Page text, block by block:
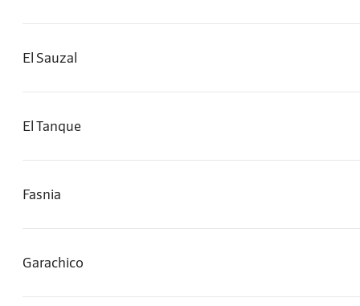
El Sauzal
El Tanque
Fasnia
Garachico